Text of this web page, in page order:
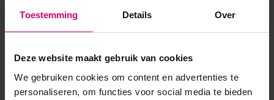
Toestemming Details Over
Deze website maakt gebruik van cookies
We gebruiken cookies om content en advertenties te
personaliseren, om functies voor social media te bieden
Product specificaties
Artikelnummer 19977
SKU 268677